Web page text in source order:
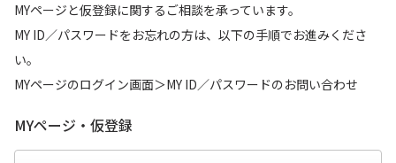
MYページと仮登録に関するご相談を承っています。
MY ID／パスワードをお忘れの方は、以下の手順でお進みくださ
い。
MYページのログイン画面＞MY ID／パスワードのお問い合わせ
MYページ・仮登録